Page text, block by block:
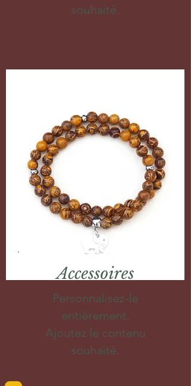
souhaité.
Accessoires
Personnalisez-le
entièrement.
Ajoutez le contenu
souhaité.